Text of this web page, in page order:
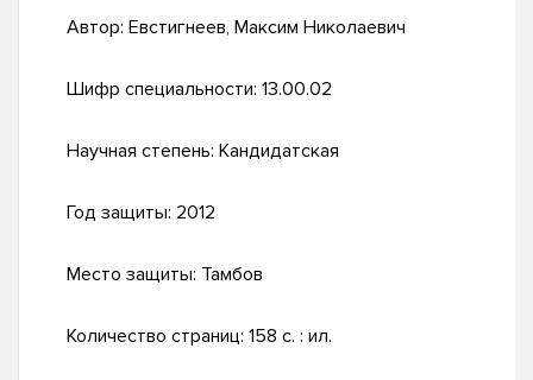
Автор: Евстигнеев, Максим Николаевич
Шифр специальности: 13.00.02
Научная степень: Кандидатская
Год защиты: 2012
Место защиты: Тамбов
Количество страниц: 158 с. : ил.